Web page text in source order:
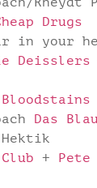
Drugs
in your
Deisslers
Bloodstains
Das
+ Pete